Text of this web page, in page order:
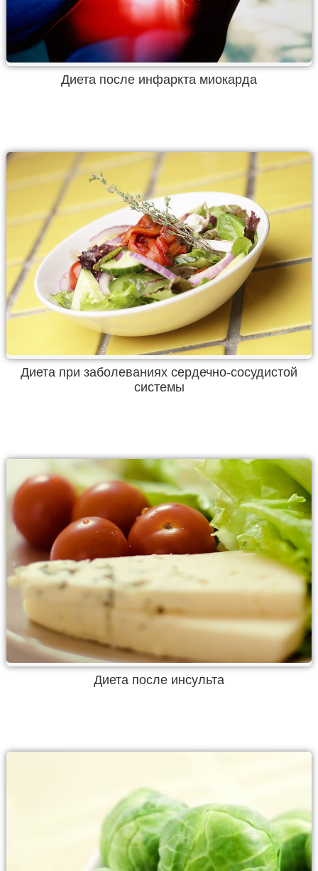
Диета после инфаркта миокарда
Диета при заболеваниях сердечно-сосудистой
системы
Диета после инсульта